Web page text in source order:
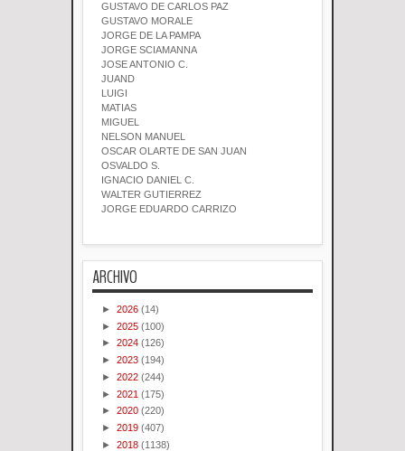
GUSTAVO DE CARLOS PAZ
GUSTAVO MORALE
JORGE DE LA PAMPA
JORGE SCIAMANNA
JOSE ANTONIO C.
JUAND
LUIGI
MATIAS
MIGUEL
NELSON MANUEL
OSCAR OLARTE DE SAN JUAN
OSVALDO S.
IGNACIO DANIEL C.
WALTER GUTIERREZ
JORGE EDUARDO CARRIZO
ARCHIVO
► 2026 (14)
► 2025 (100)
► 2024 (126)
► 2023 (194)
► 2022 (244)
► 2021 (175)
► 2020 (220)
► 2019 (407)
► 2018 (1138)